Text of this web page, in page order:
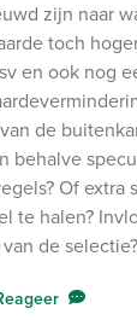
zijn naar
toch
en ook nog
de
behalve
Of extra
te halen?
de